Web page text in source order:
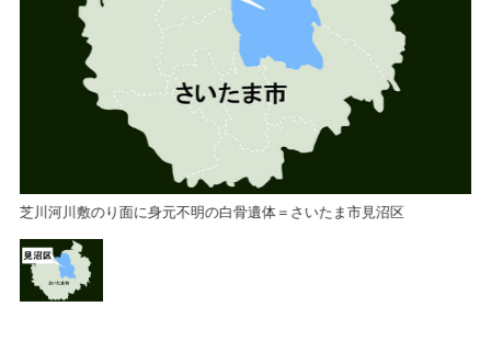
芝川河川敷のり面に身元不明の白骨遺体＝さいたま市見沼区